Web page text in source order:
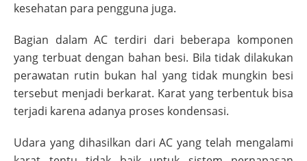
kesehatan para pengguna juga.
Bagian dalam AC terdiri dari beberapa komponen
yang terbuat dengan bahan besi. Bila tidak dilakukan
perawatan rutin bukan hal yang tidak mungkin besi
tersebut menjadi berkarat. Karat yang terbentuk bisa
terjadi karena adanya proses kondensasi.
Udara yang dihasilkan dari AC yang telah mengalami